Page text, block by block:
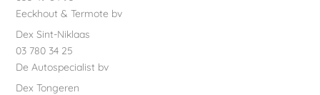
Eeckhout & Termote bv
Dex Sint-Niklaas
03 780 34 25
De Autospecialist bv
Dex Tongeren